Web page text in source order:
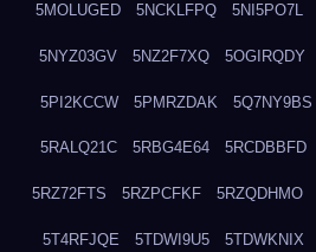
5MOLUGED 5NCKLFPQ 5NI5PO7L
5NYZ03GV 5NZ2F7XQ 5OGIRQDY
5PI2KCCW 5PMRZDAK 5Q7NY9BS
5RALQ21C 5RBG4E64 5RCDBBFD
5RZ72FTS 5RZPCFKF 5RZQDHMO
5T4RFJQE 5TDWI9U5 5TDWKNIX